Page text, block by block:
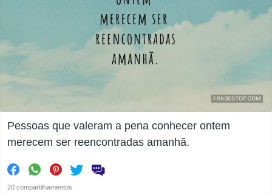
Pessoas que valeram a pena conhecer ontem
merecem ser reencontradas amanhã.
20 compartilhamentos